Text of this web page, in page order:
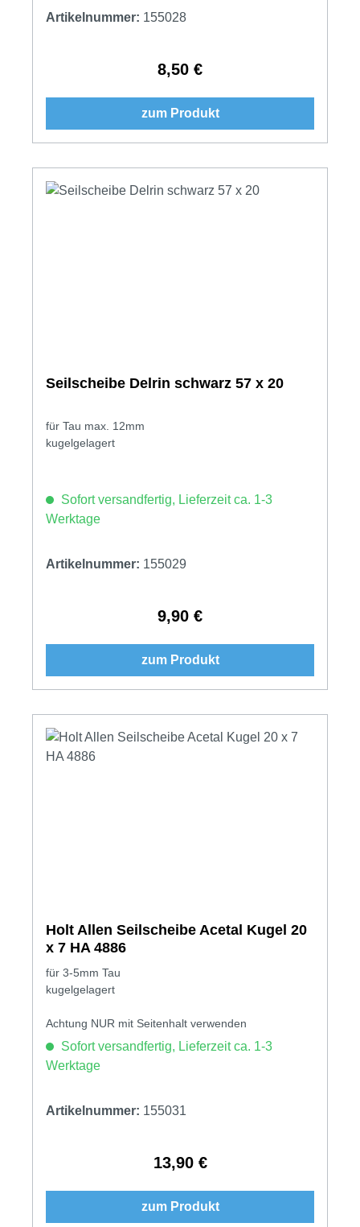
Artikelnummer: 155028
Regulärer Preis:
8,50 €
zum Produkt
Seilscheibe Delrin schwarz 57 x 20
für Tau max. 12mm
kugelgelagert
Sofort versandfertig, Lieferzeit ca. 1-3
Werktage
Artikelnummer: 155029
Regulärer Preis:
9,90 €
zum Produkt
Holt Allen Seilscheibe Acetal Kugel 20
x 7 HA 4886
für 3-5mm Tau
kugelgelagert
Achtung NUR mit Seitenhalt verwenden
Sofort versandfertig, Lieferzeit ca. 1-3
Werktage
Artikelnummer: 155031
Regulärer Preis:
13,90 €
zum Produkt